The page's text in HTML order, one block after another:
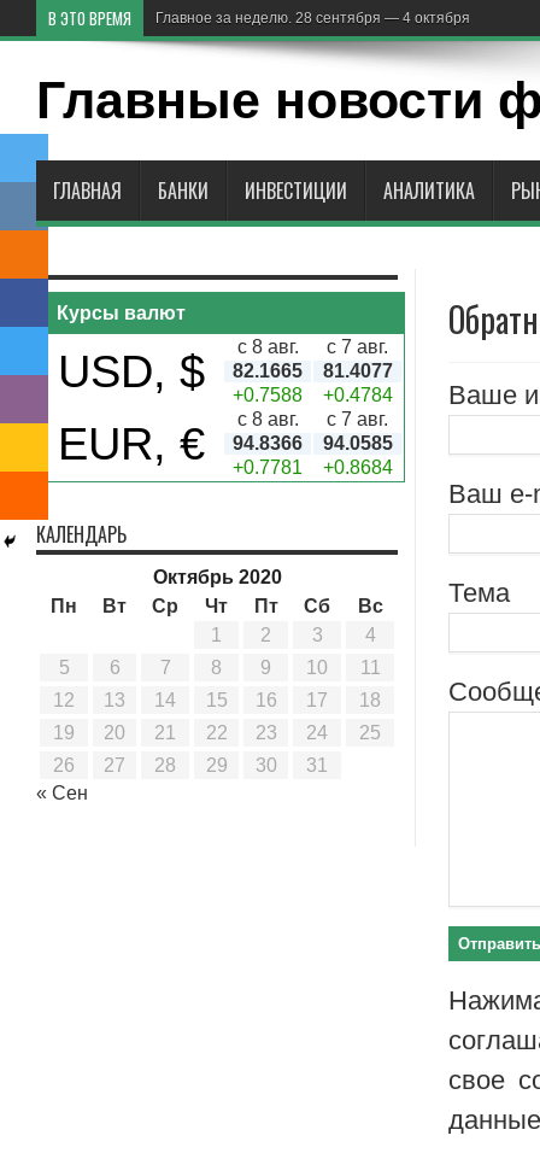
В ЭТО ВРЕМЯ В
Главные новости
ГЛАВНАЯ БАНКИ ИНВЕСТИЦИИ АНАЛИТИКА
Ваше
Ваш e-
Тема
свое
Курсы валют
USD, $ с 8 авг.
с 7 авг.
82.1665
81.4077
+0.7588
+0.4784
EUR, € с 8 авг.
с 7 авг.
94.8366
94.0585
+0.7781
+0.8684
КАЛЕНДАРЬ
Октябрь 2020
Пн
Вт Ср Чт Пт Сб
Вс
1
2 3
4
5
6 7 8 9 10
11
12
13 14 15 16 17
18
19
20 21 22 23 24
25
26
27 28 29 30
31
« Сен